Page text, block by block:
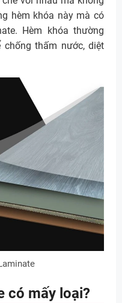
hèm khóa này mà có
Hèm khóa thường
thấm nước, diệt
có mấy loại?